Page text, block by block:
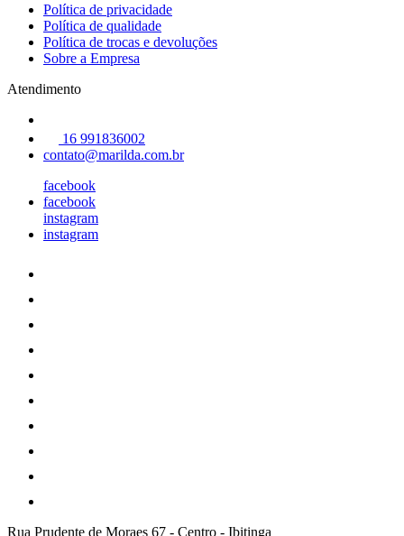
Política de privacidade
Política de qualidade
Política de trocas e devoluções
Sobre a Empresa
Atendimento
16 991836002
contato@marilda.com.br
facebook
facebook
instagram
instagram
Rua Prudente de Moraes 67 - Centro - Ibitinga